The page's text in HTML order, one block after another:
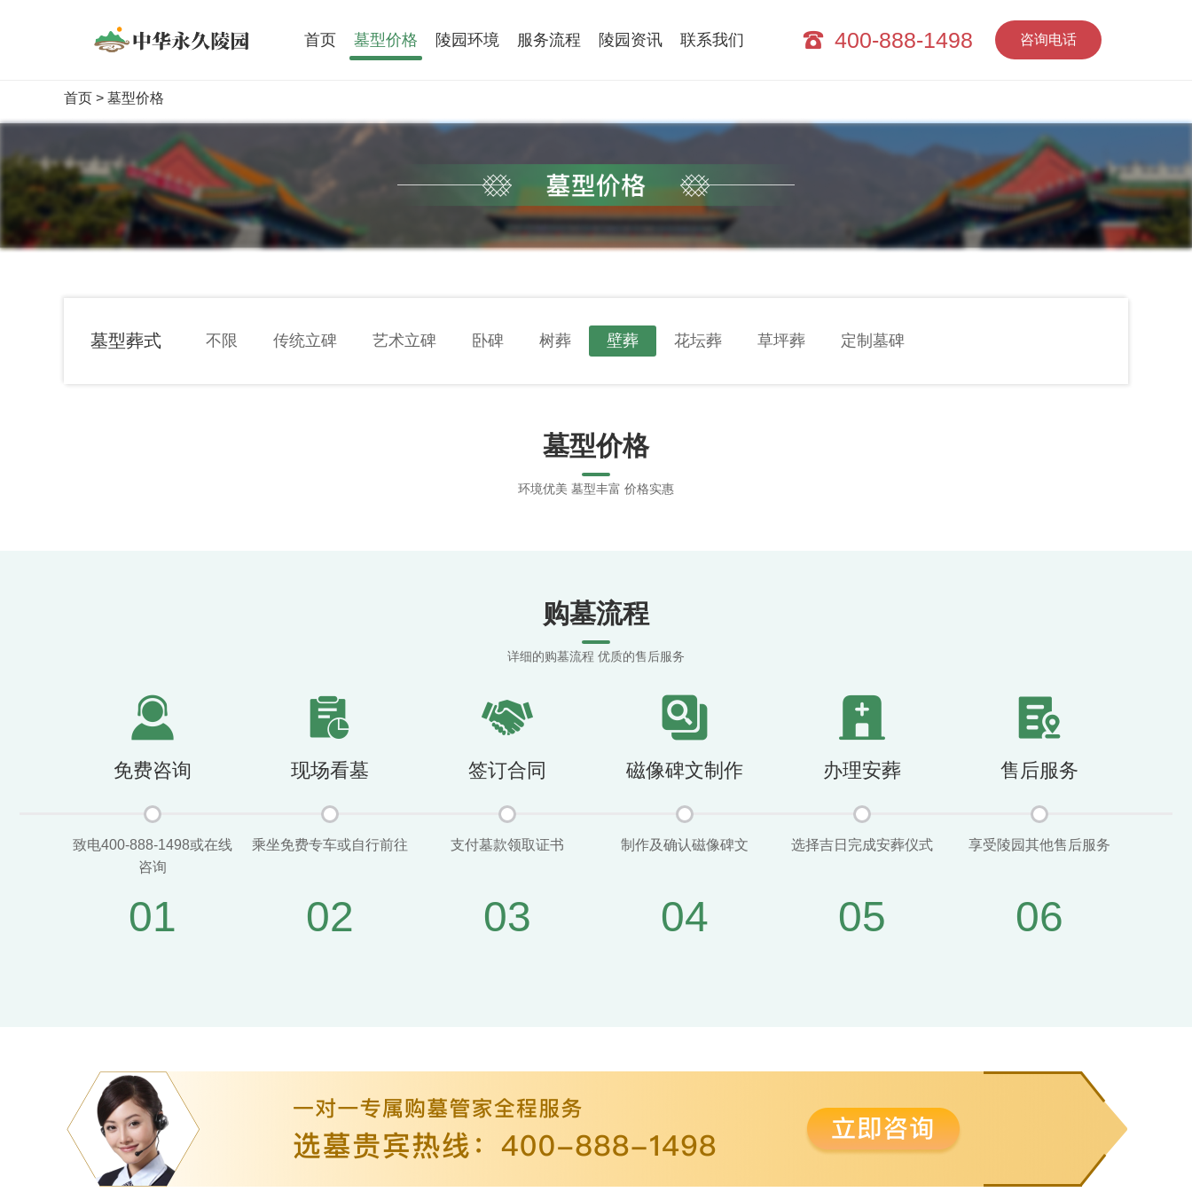
首页 墓型价格 陵园环境 服务流程 陵园资讯 联系我们 400-888-1498 咨询电话
首页 > 墓型价格
墓型葬式 不限 传统立碑 艺术立碑 卧碑 树葬 壁葬 花坛葬 草坪葬 定制墓碑
墓型价格
环境优美 墓型丰富 价格实惠
购墓流程
详细的购墓流程 优质的售后服务
免费咨询
致电400-888-1498或在线
咨询
01
现场看墓
乘坐免费专车或自行前往
02
签订合同
支付墓款领取证书
03
磁像碑文制作
制作及确认磁像碑文
04
办理安葬
选择吉日完成安葬仪式
05
售后服务
享受陵园其他售后服务
06